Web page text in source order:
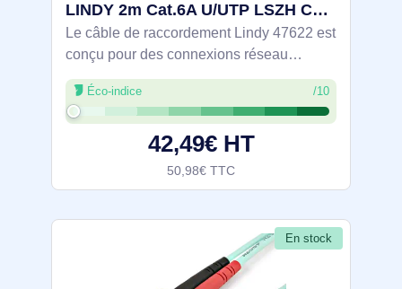
LINDY 2m Cat.6A U/UTP LSZH Cable Grey 10pcs - 47622
Le câble de raccordement Lindy 47622 est
conçu pour des connexions réseau
fiables, offrant performance et durabilité.
Doté de la technologie UTP et de la norme
CAT 6a, ce câble fonctionne
Éco-indice /10
42,49€ HT
50,98€ TTC
En stock